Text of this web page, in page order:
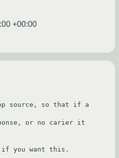
+00:00
source, so that if a
or no carier it
if you want this.